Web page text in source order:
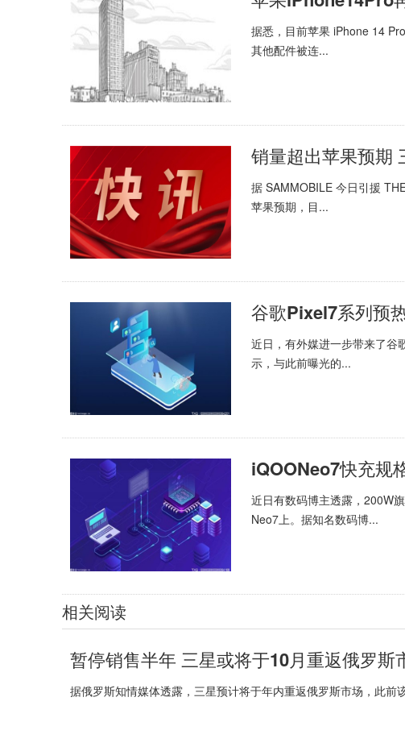
据悉，目前苹果 iPhone 14
其他配件被连...
据 SAMMOBILE 今日引援
苹果预期，目...
谷歌Pixel7系列预
近日，有外媒进一步带来了谷
示，与此前曝光的...
近日有数码博主透露，200W
Neo7上。据知名数码博...
相关阅读
暂停销售半年 三星或将于10月重返俄罗斯
据俄罗斯知情媒体透露，三星预计将于年内重返俄罗斯市场，此前